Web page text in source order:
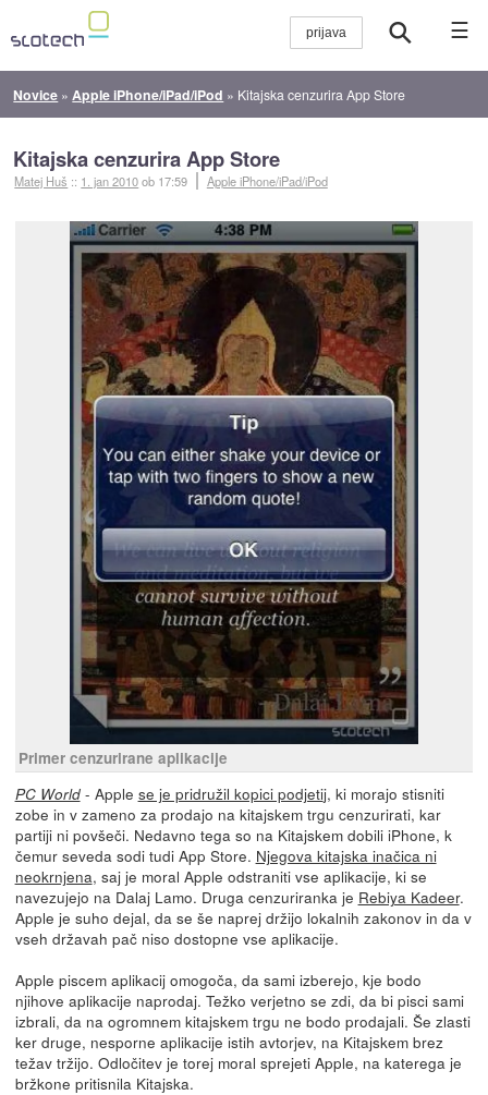
☰
Novice » Apple iPhone/iPad/iPod » Kitajska cenzurira App Store
Kitajska cenzurira App Store
Matej Huš :: 1. jan 2010ob 17:59 Apple iPhone/iPad/iPod
Primer cenzurirane aplikacije
PC World- Apple se je pridružil kopici podjetij, ki morajo stisniti
zobe in v zameno za prodajo na kitajskem trgu cenzurirati, kar
partiji ni povšeči. Nedavno tega so na Kitajskem dobili iPhone, k
čemur seveda sodi tudi App Store. Njegova kitajska inačica ni
neokrnjena, saj je moral Apple odstraniti vse aplikacije, ki se
navezujejo na Dalaj Lamo. Druga cenzuriranka je Rebiya Kadeer.
Apple je suho dejal, da se še naprej držijo lokalnih zakonov in da v
vseh državah pač niso dostopne vse aplikacije.
Apple piscem aplikacij omogoča, da sami izberejo, kje bodo
njihove aplikacije naprodaj. Težko verjetno se zdi, da bi pisci sami
izbrali, da na ogromnem kitajskem trgu ne bodo prodajali. Še zlasti
ker druge, nesporne aplikacije istih avtorjev, na Kitajskem brez
težav tržijo. Odločitev je torej moral sprejeti Apple, na katerega je
bržkone pritisnila Kitajska.